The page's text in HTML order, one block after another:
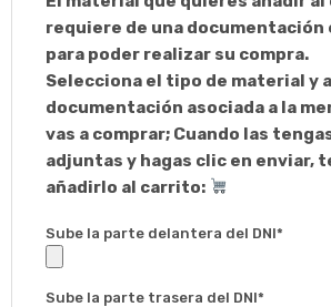
requiere de una documentación
para poder realizar su compra.
Selecciona el tipo de material y
documentación asociada a la
vas a comprar; Cuando las
adjuntas y hagas clic en enviar,
añadirlo al carrito:
Sube la parte delantera del DNI*
Sube la parte trasera del DNI*